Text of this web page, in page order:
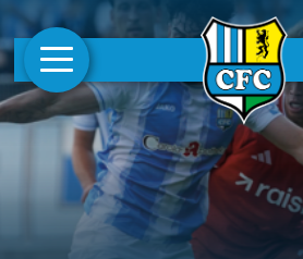
AKTUELLES
1. MANNSCHAFT
FRAUEN